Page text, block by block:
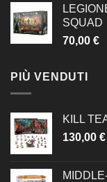
SQUAD
70,00 €
PIÙ VENDUTI
KILL
130,00 €